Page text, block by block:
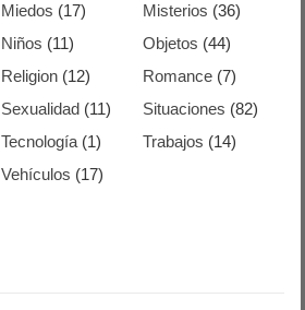
Miedos (17) Misterios (36)
Niños (11) Objetos (44)
Religion (12) Romance(7)
Sexualidad (11) Situaciones (82)
Tecnología (1) Trabajos (14)
Vehículos (17)